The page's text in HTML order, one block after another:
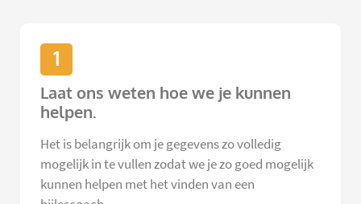
1
Laat ons weten hoe we je kunnen
helpen.
Het is belangrijk om je gegevens zo volledig
mogelijk in te vullen zodat we je zo goed mogelijk
kunnen helpen met het vinden van een